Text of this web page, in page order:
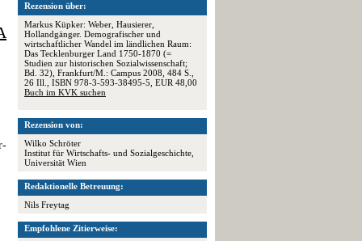
Rezension über:
Markus Küpker: Weber, Hausierer,
Hollandgänger. Demografischer und
wirtschaftlicher Wandel im ländlichen Raum:
Das Tecklenburger Land 1750-1870 (=
Studien zur historischen Sozialwissenschaft;
Bd. 32), Frankfurt/M.: Campus 2008, 484 S.,
26 Ill., ISBN 978-3-593-38495-5, EUR 48,00
Buch im KVK suchen
Rezension von:
Wilko Schröter
Institut für Wirtschafts- und Sozialgeschichte,
Universität Wien
Redaktionelle Betreuung:
Nils Freytag
Empfohlene Zitierweise: